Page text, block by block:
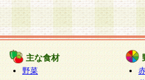
4.本規約は、会員登録
の当社による会員登
たものとみなされ、
5.当社がお聞きする個
主な食材
野菜